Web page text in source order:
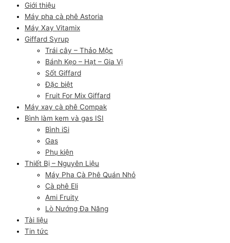
Giới thiệu
Máy pha cà phê Astoria
Máy Xay Vitamix
Giffard Syrup
Trái cây – Thảo Mộc
Bánh Kẹo – Hạt – Gia Vị
Sốt Giffard
Đặc biệt
Fruit For Mix Giffard
Máy xay cà phê Compak
Bình làm kem và gas ISI
Bình iSi
Gas
Phụ kiện
Thiết Bị – Nguyên Liệu
Máy Pha Cà Phê Quán Nhỏ
Cà phê Eli
Ami Fruity
Lò Nướng Đa Năng
Tài liệu
Tin tức